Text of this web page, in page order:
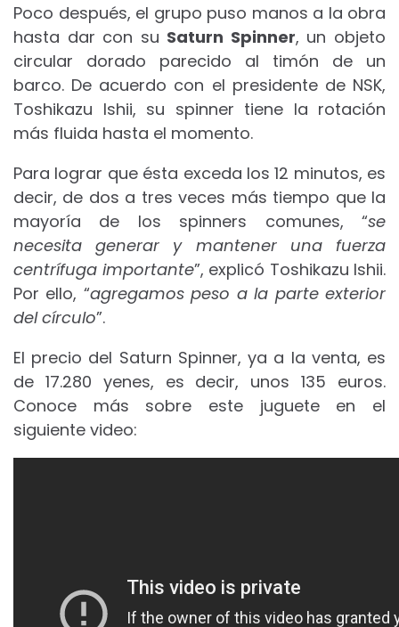
Poco después, el grupo puso manos a la obra
hasta dar con su Saturn Spinner, un objeto
circular dorado parecido al timón de un
barco. De acuerdo con el presidente de NSK,
Toshikazu Ishii, su spinner tiene la rotación
más fluida hasta el momento.
Para lograr que ésta exceda los 12 minutos, es
decir, de dos a tres veces más tiempo que la
mayoría de los spinners comunes, “se
necesita generar y mantener una fuerza
centrífuga importante”, explicó Toshikazu Ishii.
Por ello, “agregamos peso a la parte exterior
del círculo”.
El precio del Saturn Spinner, ya a la venta, es
de 17.280 yenes, es decir, unos 135 euros.
Conoce más sobre este juguete en el
siguiente video: